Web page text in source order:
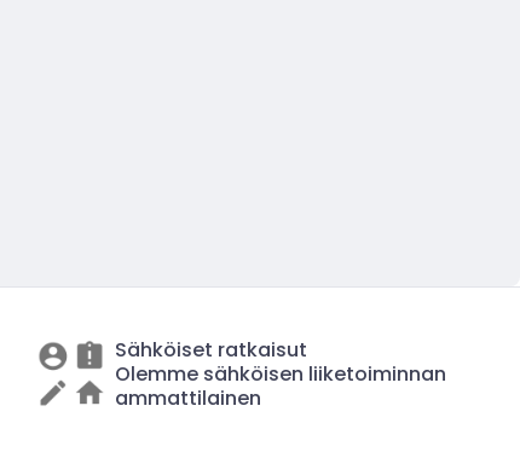
Sähköiset ratkaisut
Olemme sähköisen liiketoiminnan
ammattilainen